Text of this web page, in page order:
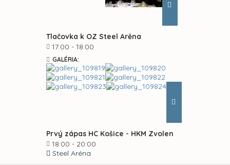
Tlačovka k OZ Steel Arěna
17:00 - 18:00
GALÉRIA:
Prvý zápas HC Košice - HKM Zvolen
18:00 - 20:00
Steel Aréna